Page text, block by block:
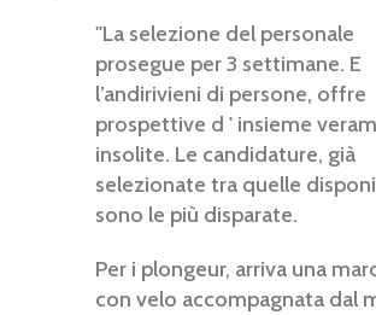
GUSTO ITALIANO (
"La selezione del personale
prosegue per 3 settimane. E
l’andirivieni di persone, offre
prospettive d ' insieme
insolite. Le candidature, già
selezionate tra quelle
sono le più disparate.
Per i plongeur, arriva una
con velo accompagnata dal